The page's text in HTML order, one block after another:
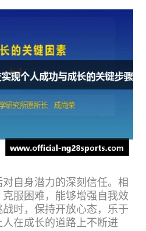
自身潜力的深刻信任。相
服困难，能够增强自我效
时，保持开放心态，乐于
在成长的道路上不断进